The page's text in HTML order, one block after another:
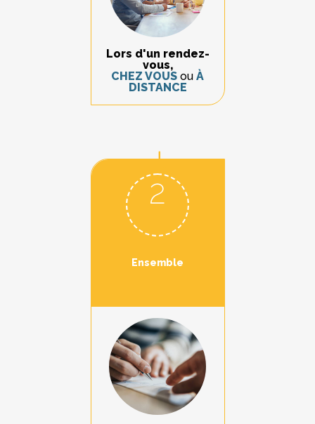
Lors d'un rendez-
vous,
CHEZ VOUS ou À
DISTANCE
2
Ensemble